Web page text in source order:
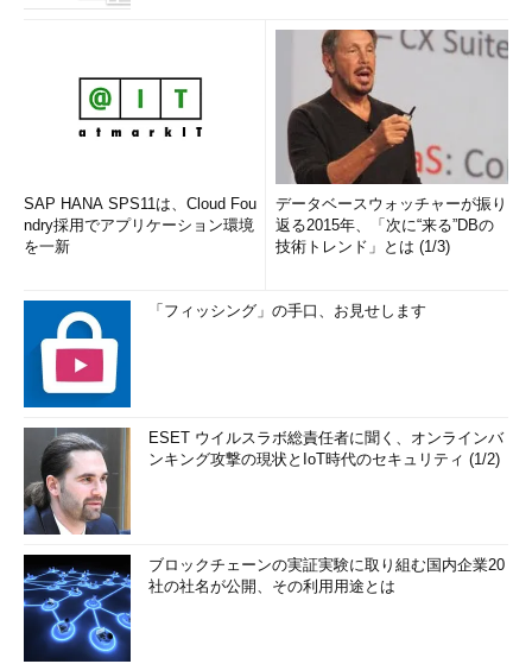
SAP HANA SPS11は、Cloud Fou
ndry採用でアプリケーション環境
を一新
データベースウォッチャーが振り
返る2015年、「次に“来る”DBの
技術トレンド」とは (1/3)
「フィッシング」の手口、お見せします
ESET ウイルスラボ総責任者に聞く、オンラインバ
ンキング攻撃の現状とIoT時代のセキュリティ (1/2)
ブロックチェーンの実証実験に取り組む国内企業20
社の社名が公開、その利用用途とは